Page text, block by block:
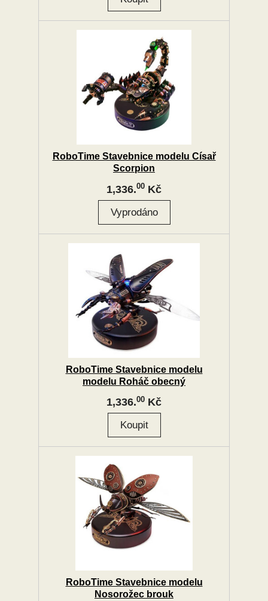
RoboTime Stavebnice modelu Císař
Scorpion
1,336.00 Kč
RoboTime Stavebnice modelu
modelu Roháč obecný
1,336.00 Kč
RoboTime Stavebnice modelu
Nosorožec brouk